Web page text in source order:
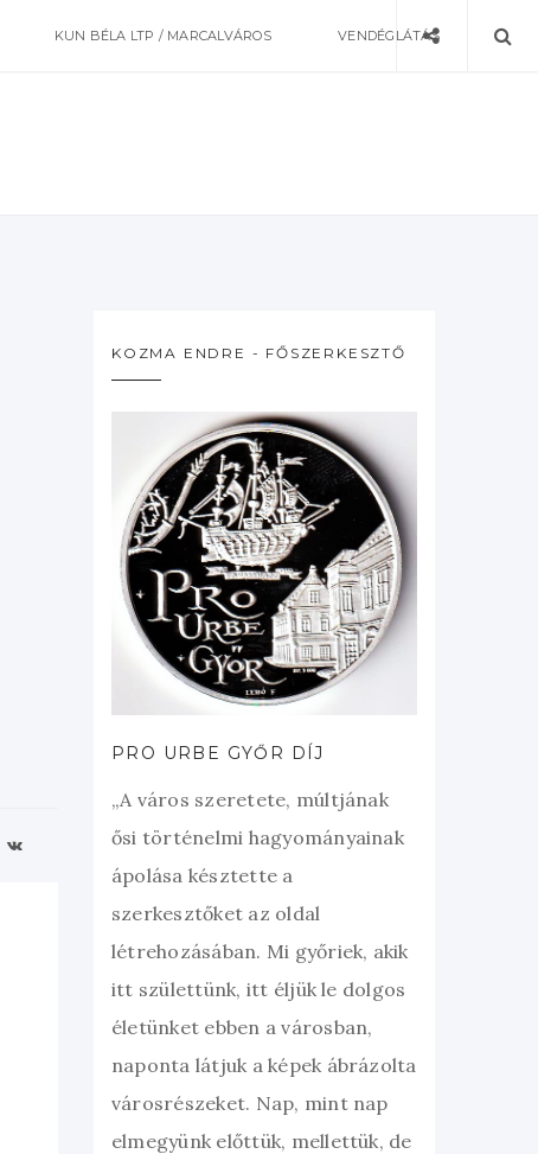
KUN BÉLA LTP / MARCALVÁROS VENDÉGLÁTÁS
KOZMA ENDRE - FŐSZERKESZTŐ
PRO URBE GYŐR DÍJ
„A város szeretete, múltjának
ősi történelmi hagyományainak
ápolása késztette a
szerkesztőket az oldal
létrehozásában. Mi győriek, akik
itt születtünk, itt éljük le dolgos
életünket ebben a városban,
naponta látjuk a képek ábrázolta
városrészeket. Nap, mint nap
elmegyünk előttük, mellettük, de